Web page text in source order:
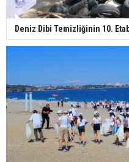
Deniz Dibi Temizliğinin 10.